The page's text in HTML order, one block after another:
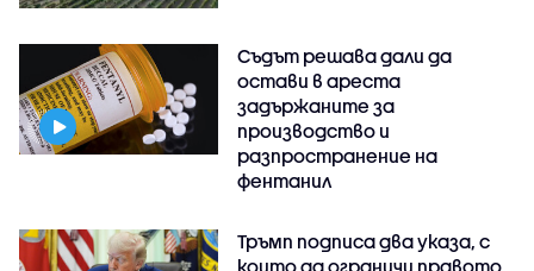
Съдът решава дали да
остави в ареста
задържаните за
производство и
разпространение на
фентанил
Тръмп подписа два указа, с
които да ограничи правото